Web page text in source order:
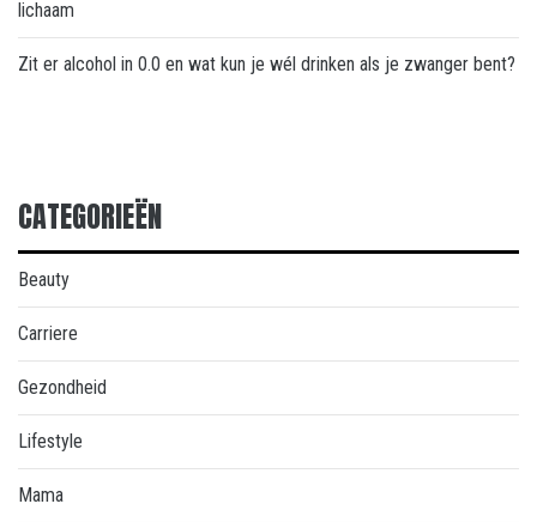
lichaam
Zit er alcohol in 0.0 en wat kun je wél drinken als je zwanger bent?
CATEGORIEËN
Beauty
Carriere
Gezondheid
Lifestyle
Mama